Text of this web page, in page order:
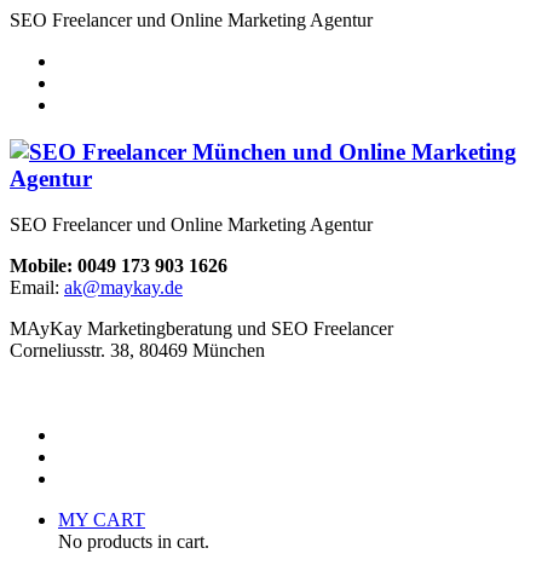
SEO Freelancer und Online Marketing Agentur
SEO Freelancer und Online Marketing Agentur
Mobile: 0049 173 903 1626
Email: ak@maykay.de
MAyKay Marketingberatung und SEO Freelancer
Corneliusstr. 38, 80469 München
MY CART
No products in cart.